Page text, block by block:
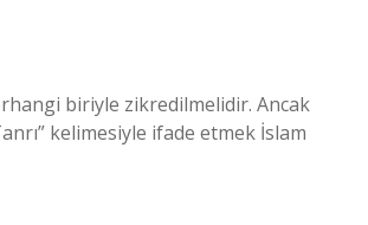
biriyle zikredilmelidir. Ancak
kelimesiyle ifade etmek İslam